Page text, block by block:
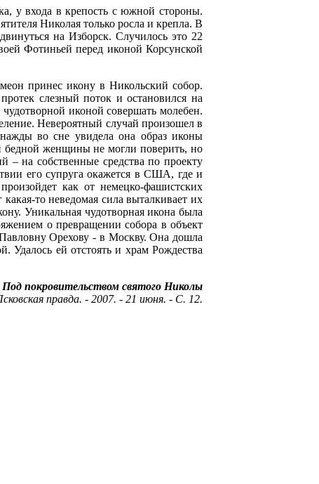
у входа в крепость с южной стороны.
Николая только росла и крепла. В
на Изборск. Случилось это 22
Фотиньей перед иконой Корсунской
принес икону в Никольский собор.
слезный поток и остановился на
иконой совершать молебен.
Невероятный случай произошел в
во сне увидела она образ иконы
бедной женщины не могли поверить, но
– на собственные средства по проекту
его супруга окажется в США, где и
как от немецко-фашистских
то неведомая сила выталкивает их
Уникальная чудотворная икона была
о превращении собора в объект
Павловну Орехову - в Москву. Она дошла
Удалось ей отстоять и храм Рождества
покровительством святого Николы
правда. - 2007. - 21 июня. - С. 12.